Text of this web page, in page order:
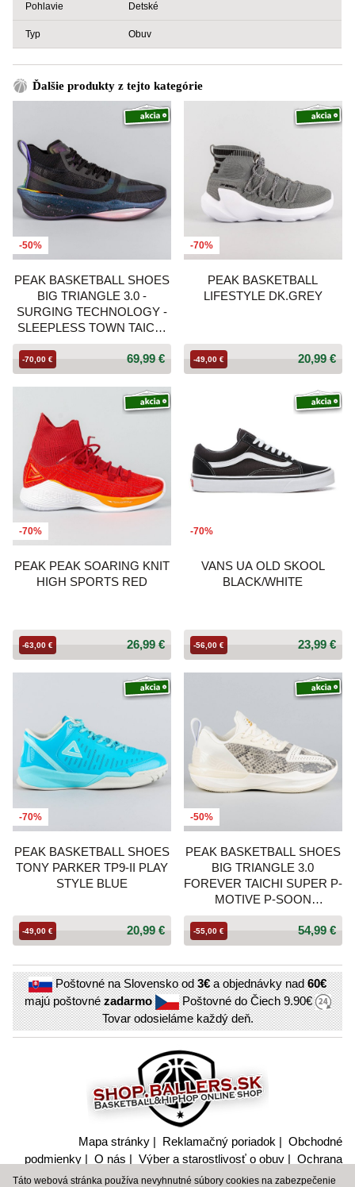
Pohlavie Detské
Typ Obuv
Ďalšie produkty z tejto kategórie
-50%
PEAK BASKETBALL SHOES
BIG TRIANGLE 3.0 -
SURGING TECHNOLOGY -
SLEEPLESS TOWN TAICHI
ULTRALIGHT P-SOON ALL
69,99 €
-70,00 €
-70%
PEAK BASKETBALL
LIFESTYLE DK.GREY
20,99 €
-49,00 €
-70%
PEAK PEAK SOARING KNIT
HIGH SPORTS RED
26,99 €
-63,00 €
-70%
VANS UA OLD SKOOL
BLACK/WHITE
23,99 €
-56,00 €
-70%
PEAK BASKETBALL SHOES
TONY PARKER TP9-II PLAY
STYLE BLUE
20,99 €
-49,00 €
-50%
PEAK BASKETBALL SHOES
BIG TRIANGLE 3.0
FOREVER TAICHI SUPER P-
MOTIVE P-SOON
GREY/OFF WHITE
54,99 €
-55,00 €
Poštovné na Slovensko od3€a objednávky nad60€
majú poštovnézadarmo Poštovné do Čiech9.90€
Tovar odosieláme každý deň.
Mapa stránky | Reklamačný poriadok | Obchodné
podmienky | O nás | Výber a starostlivosť o obuv | Ochrana
súkromia a nakladanie s citlivými údajmi
Táto webová stránka používa nevyhnutné súbory cookies na zabezpečenie